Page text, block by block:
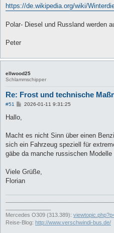
i
t
https://de.wikipedia.org/wiki/
Polar- Diesel und Russland werden
Peter
ellwood25
Schlammschipper
Re: Frost und technische
#51
B
a
2026-01-11 9:31:25
Hallo,
Macht es nicht Sinn über einen
sich ein Fahrzeug speziell für
gäbe da manche russischen
Viele Grüße,
Florian
Mercedes O309 (313.389):
Reise-Blog: http://www.verschwindi-bus.de/